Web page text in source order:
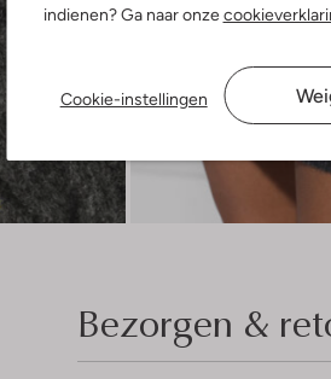
indienen? Ga naar onze
Cookie-instellingen
Bezorgen &